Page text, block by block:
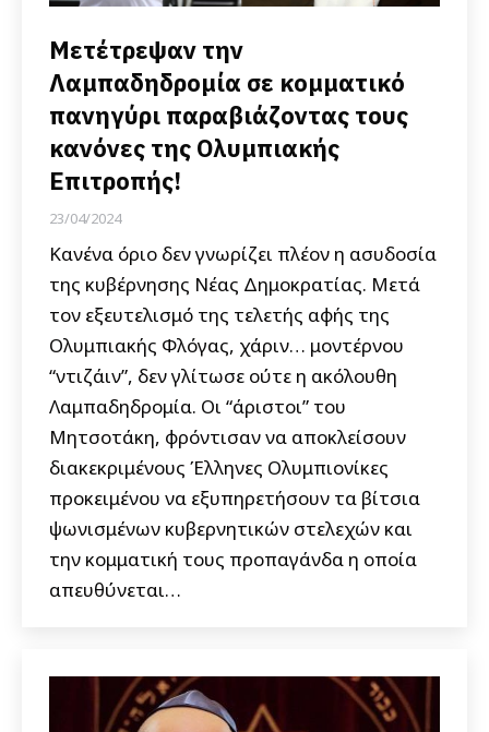
Μετέτρεψαν την
Λαμπαδηδρομία σε κομματικό
πανηγύρι παραβιάζοντας τους
κανόνες της Ολυμπιακής
Επιτροπής!
23/04/2024
Κανένα όριο δεν γνωρίζει πλέον η ασυδοσία
της κυβέρνησης Νέας Δημοκρατίας. Μετά
τον εξευτελισμό της τελετής αφής της
Ολυμπιακής Φλόγας, χάριν… μοντέρνου
“ντιζάιν”, δεν γλίτωσε ούτε η ακόλουθη
Λαμπαδηδρομία. Οι “άριστοι” του
Μητσοτάκη, φρόντισαν να αποκλείσουν
διακεκριμένους Έλληνες Ολυμπιονίκες
προκειμένου να εξυπηρετήσουν τα βίτσια
ψωνισμένων κυβερνητικών στελεχών και
την κομματική τους προπαγάνδα η οποία
απευθύνεται…